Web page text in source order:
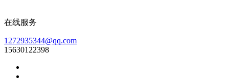
在线服务
1272935344@qq.com
15630122398